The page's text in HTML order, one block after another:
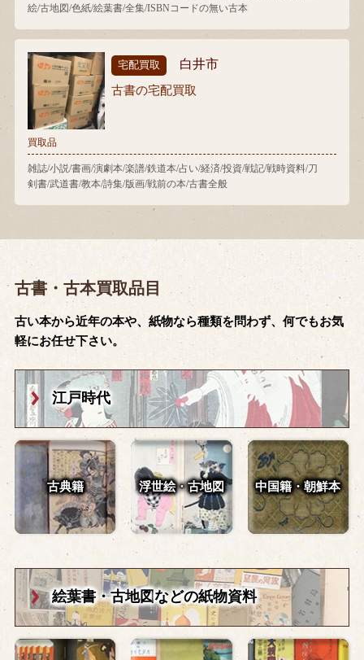
絵/古地図/色紙/絵葉書/全集/ISBNコードの無い古本
宅配買取 白井市
古書の宅配買取
買取品
雑誌/小説/書画/演劇本/楽譜/鉄道本/占い/経済/投資/戦記/戦時資料/刀
剣書/武道書/教本/詩集/版画/戦前の本/古書全般
古書・古本買取品目
古い本から近年の本や、紙物なら種類を問わず、何でもお気
軽にお任せ下さい。
江戸時代
古典籍 浮世絵・古地図 中国籍・朝鮮本
絵葉書・古地図などの紙物資料